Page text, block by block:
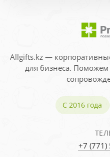
Allgifts.kz —
для бизнеса.
С 2016 года
+7 (771)